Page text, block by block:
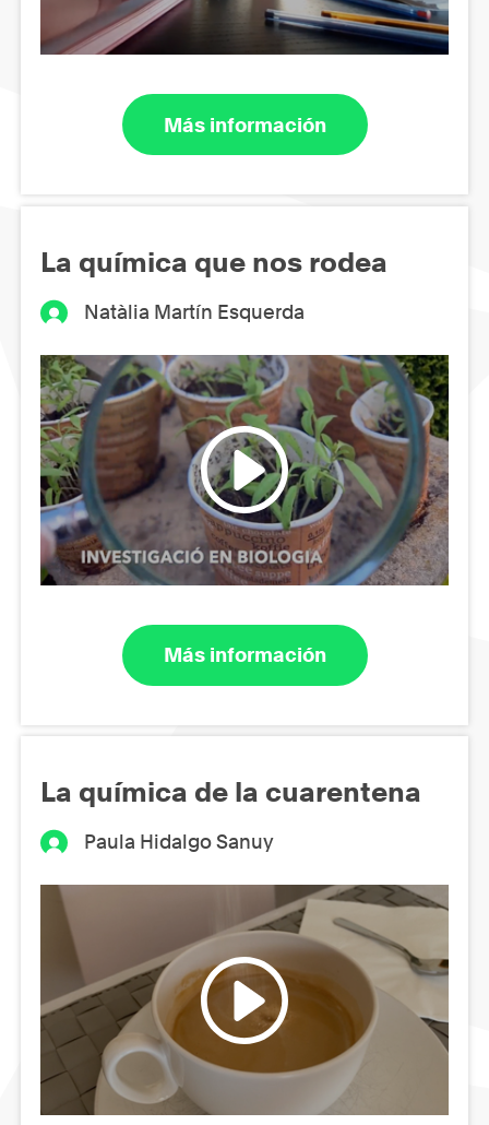
Más información
La química que nos rodea
Natàlia Martín Esquerda
Más información
La química de la cuarentena
Paula Hidalgo Sanuy